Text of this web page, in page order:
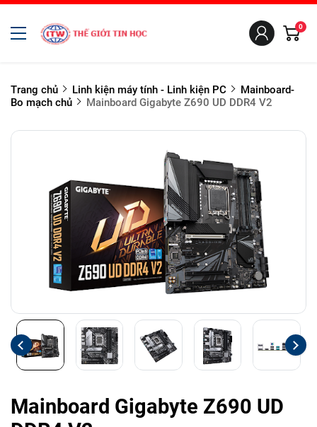
0
Trang chủ Linh kiện máy tính - Linh kiện PC
Mainboard-
Bo mạch chủ
Mainboard Gigabyte Z690 UD DDR4 V2
Mainboard Gigabyte Z690 UD